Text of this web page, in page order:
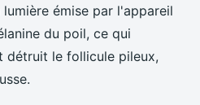
émise par l'appareil
du poil, ce qui
détruit le follicule pileux,